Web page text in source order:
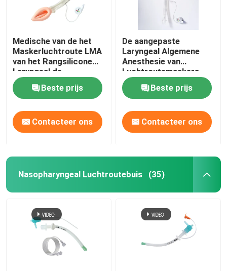
Medische van de het
Maskerluchtroute LMA
van het Rangsilicone
Laryngeal de
Beschermerluchtroute
Beste prijs
Contacteer ons
De aangepaste
Laryngeal Algemene
Anesthesie van
Luchtroutemaskers
LMA
Beste prijs
Contacteer ons
Nasopharyngeal Luchtroutebuis (35)